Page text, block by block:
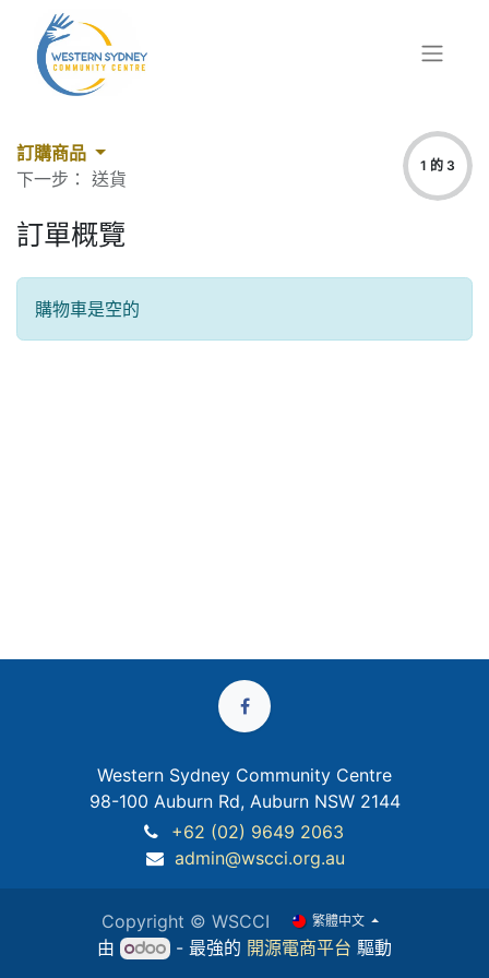
訂購商品
下一步： 送貨
1 的 3
訂單概覽
購物車是空的
Western Sydney Community Centre
98-100 Auburn Rd, Auburn NSW 2144
+62 (02) 9649 2063
admin@wscci.org.au
Copyright © WSCCI 繁體中文
由 - 最強的 開源電商平台 驅動